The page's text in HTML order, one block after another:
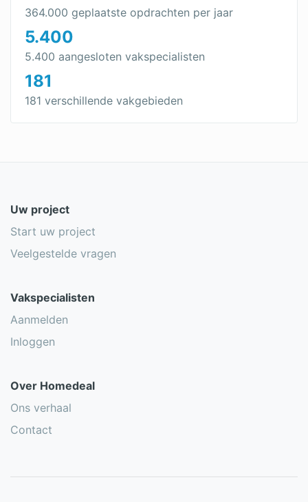
364.000 geplaatste opdrachten per jaar
5.400
5.400 aangesloten vakspecialisten
181
181 verschillende vakgebieden
Uw project
Start uw project
Veelgestelde vragen
Vakspecialisten
Aanmelden
Inloggen
Over Homedeal
Ons verhaal
Contact